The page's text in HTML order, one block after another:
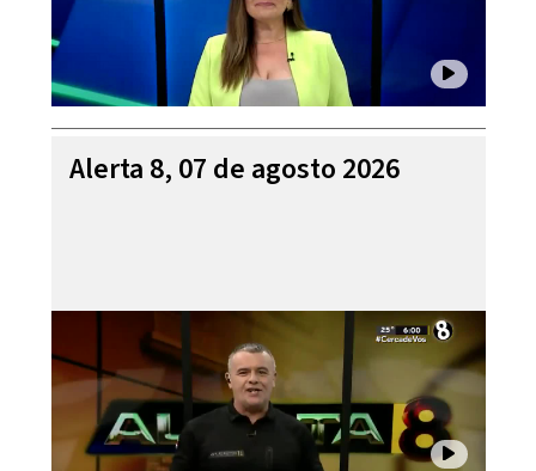
Alerta 8, 07 de agosto 2026